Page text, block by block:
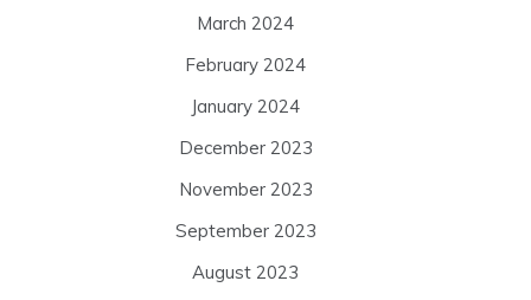
March 2024
February 2024
January 2024
December 2023
November 2023
September 2023
August 2023